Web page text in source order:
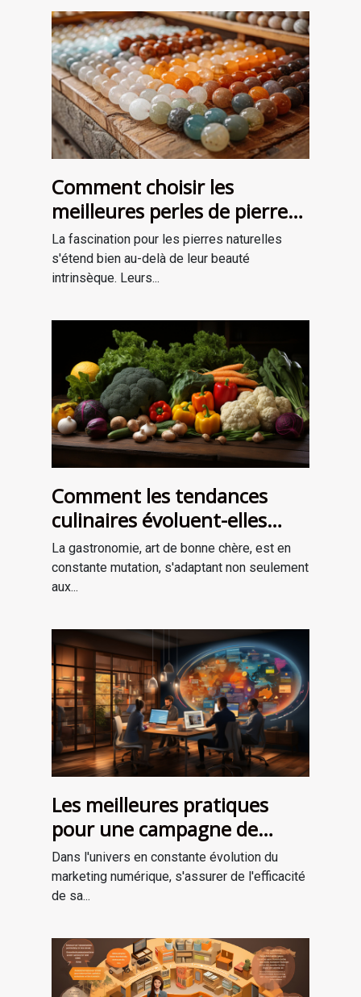
Comment choisir les
meilleures perles de pierre
naturelle pour vos projets de
bijouterie et de lithothérapie
La fascination pour les pierres naturelles
s'étend bien au-delà de leur beauté
intrinsèque. Leurs...
Comment les tendances
culinaires évoluent-elles
avec les saisons ?
La gastronomie, art de bonne chère, est en
constante mutation, s'adaptant non seulement
aux...
Les meilleures pratiques
pour une campagne de
marketing numérique
réussie
Dans l'univers en constante évolution du
marketing numérique, s'assurer de l'efficacité
de sa...